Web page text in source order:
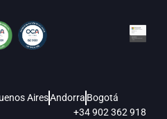
AiresAndorra Bogotá
+34 902 362 918